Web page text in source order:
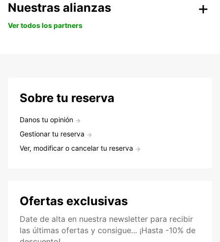
Nuestras alianzas
Ver todos los partners
Sobre tu reserva
Danos tu opinión
Gestionar tu reserva
Ver, modificar o cancelar tu reserva
Ofertas exclusivas
Date de alta en nuestra newsletter para recibir
las últimas ofertas y consigue... ¡Hasta -10% de